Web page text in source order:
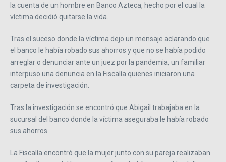
la cuenta de un hombre en Banco Azteca, hecho por el cual la
víctima decidió quitarse la vida.
Tras el suceso donde la víctima dejo un mensaje aclarando que
el banco le había robado sus ahorros y que no se había podido
arreglar o denunciar ante un juez por la pandemia, un familiar
interpuso una denuncia en la Fiscalía quienes iniciaron una
carpeta de investigación.
Tras la investigación se encontró que Abigail trabajaba en la
sucursal del banco donde la víctima aseguraba le había robado
sus ahorros.
La Fiscalía encontró que la mujer junto con su pareja realizaban